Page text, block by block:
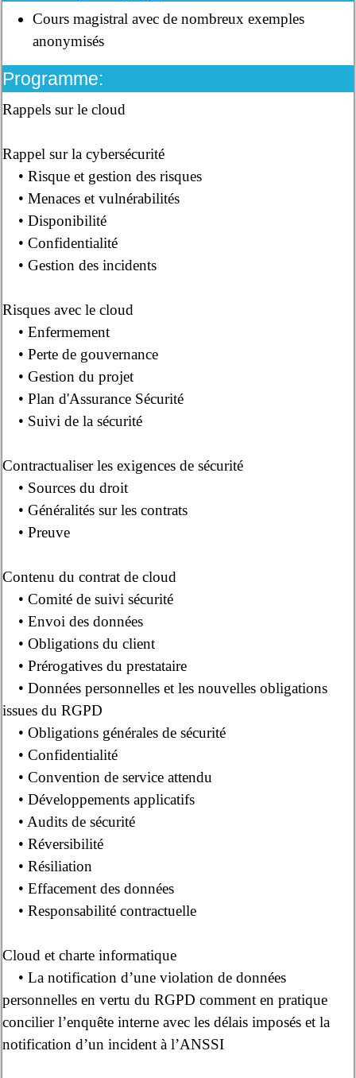
Cours magistral avec de nombreux exemples
anonymisés
Programme:
Rappels sur le cloud
Rappel sur la cybersécurité
• Risque et gestion des risques
• Menaces et vulnérabilités
• Disponibilité
• Confidentialité
• Gestion des incidents
Risques avec le cloud
• Enfermement
• Perte de gouvernance
• Gestion du projet
• Plan d'Assurance Sécurité
• Suivi de la sécurité
Contractualiser les exigences de sécurité
• Sources du droit
• Généralités sur les contrats
• Preuve
Contenu du contrat de cloud
• Comité de suivi sécurité
• Envoi des données
• Obligations du client
• Prérogatives du prestataire
• Données personnelles et les nouvelles obligations
issues du RGPD
• Obligations générales de sécurité
• Confidentialité
• Convention de service attendu
• Développements applicatifs
• Audits de sécurité
• Réversibilité
• Résiliation
• Effacement des données
• Responsabilité contractuelle
Cloud et charte informatique
• La notification d’une violation de données
personnelles en vertu du RGPD comment en pratique
concilier l’enquête interne avec les délais imposés et la
notification d’un incident à l’ANSSI